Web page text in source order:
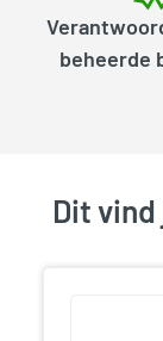
beheerde
Dit